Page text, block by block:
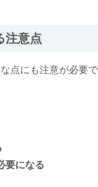
注意点
点にも注意が必要で
要になる